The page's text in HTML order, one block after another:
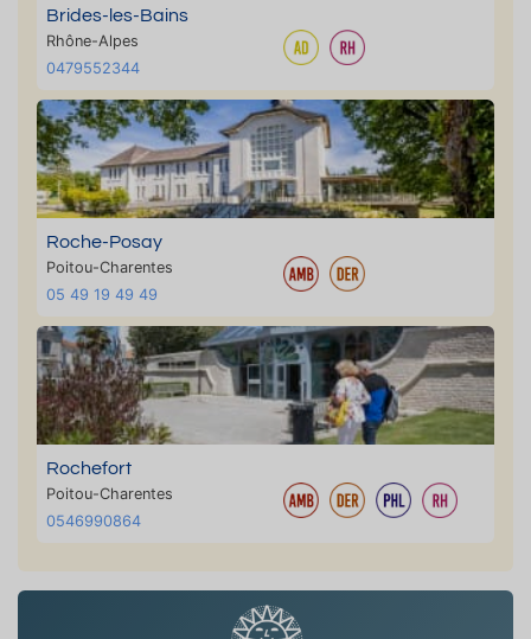
Brides-les-Bains
Rhône-Alpes
0479552344
Roche-Posay
Poitou-Charentes
05 49 19 49 49
Rochefort
Poitou-Charentes
0546990864